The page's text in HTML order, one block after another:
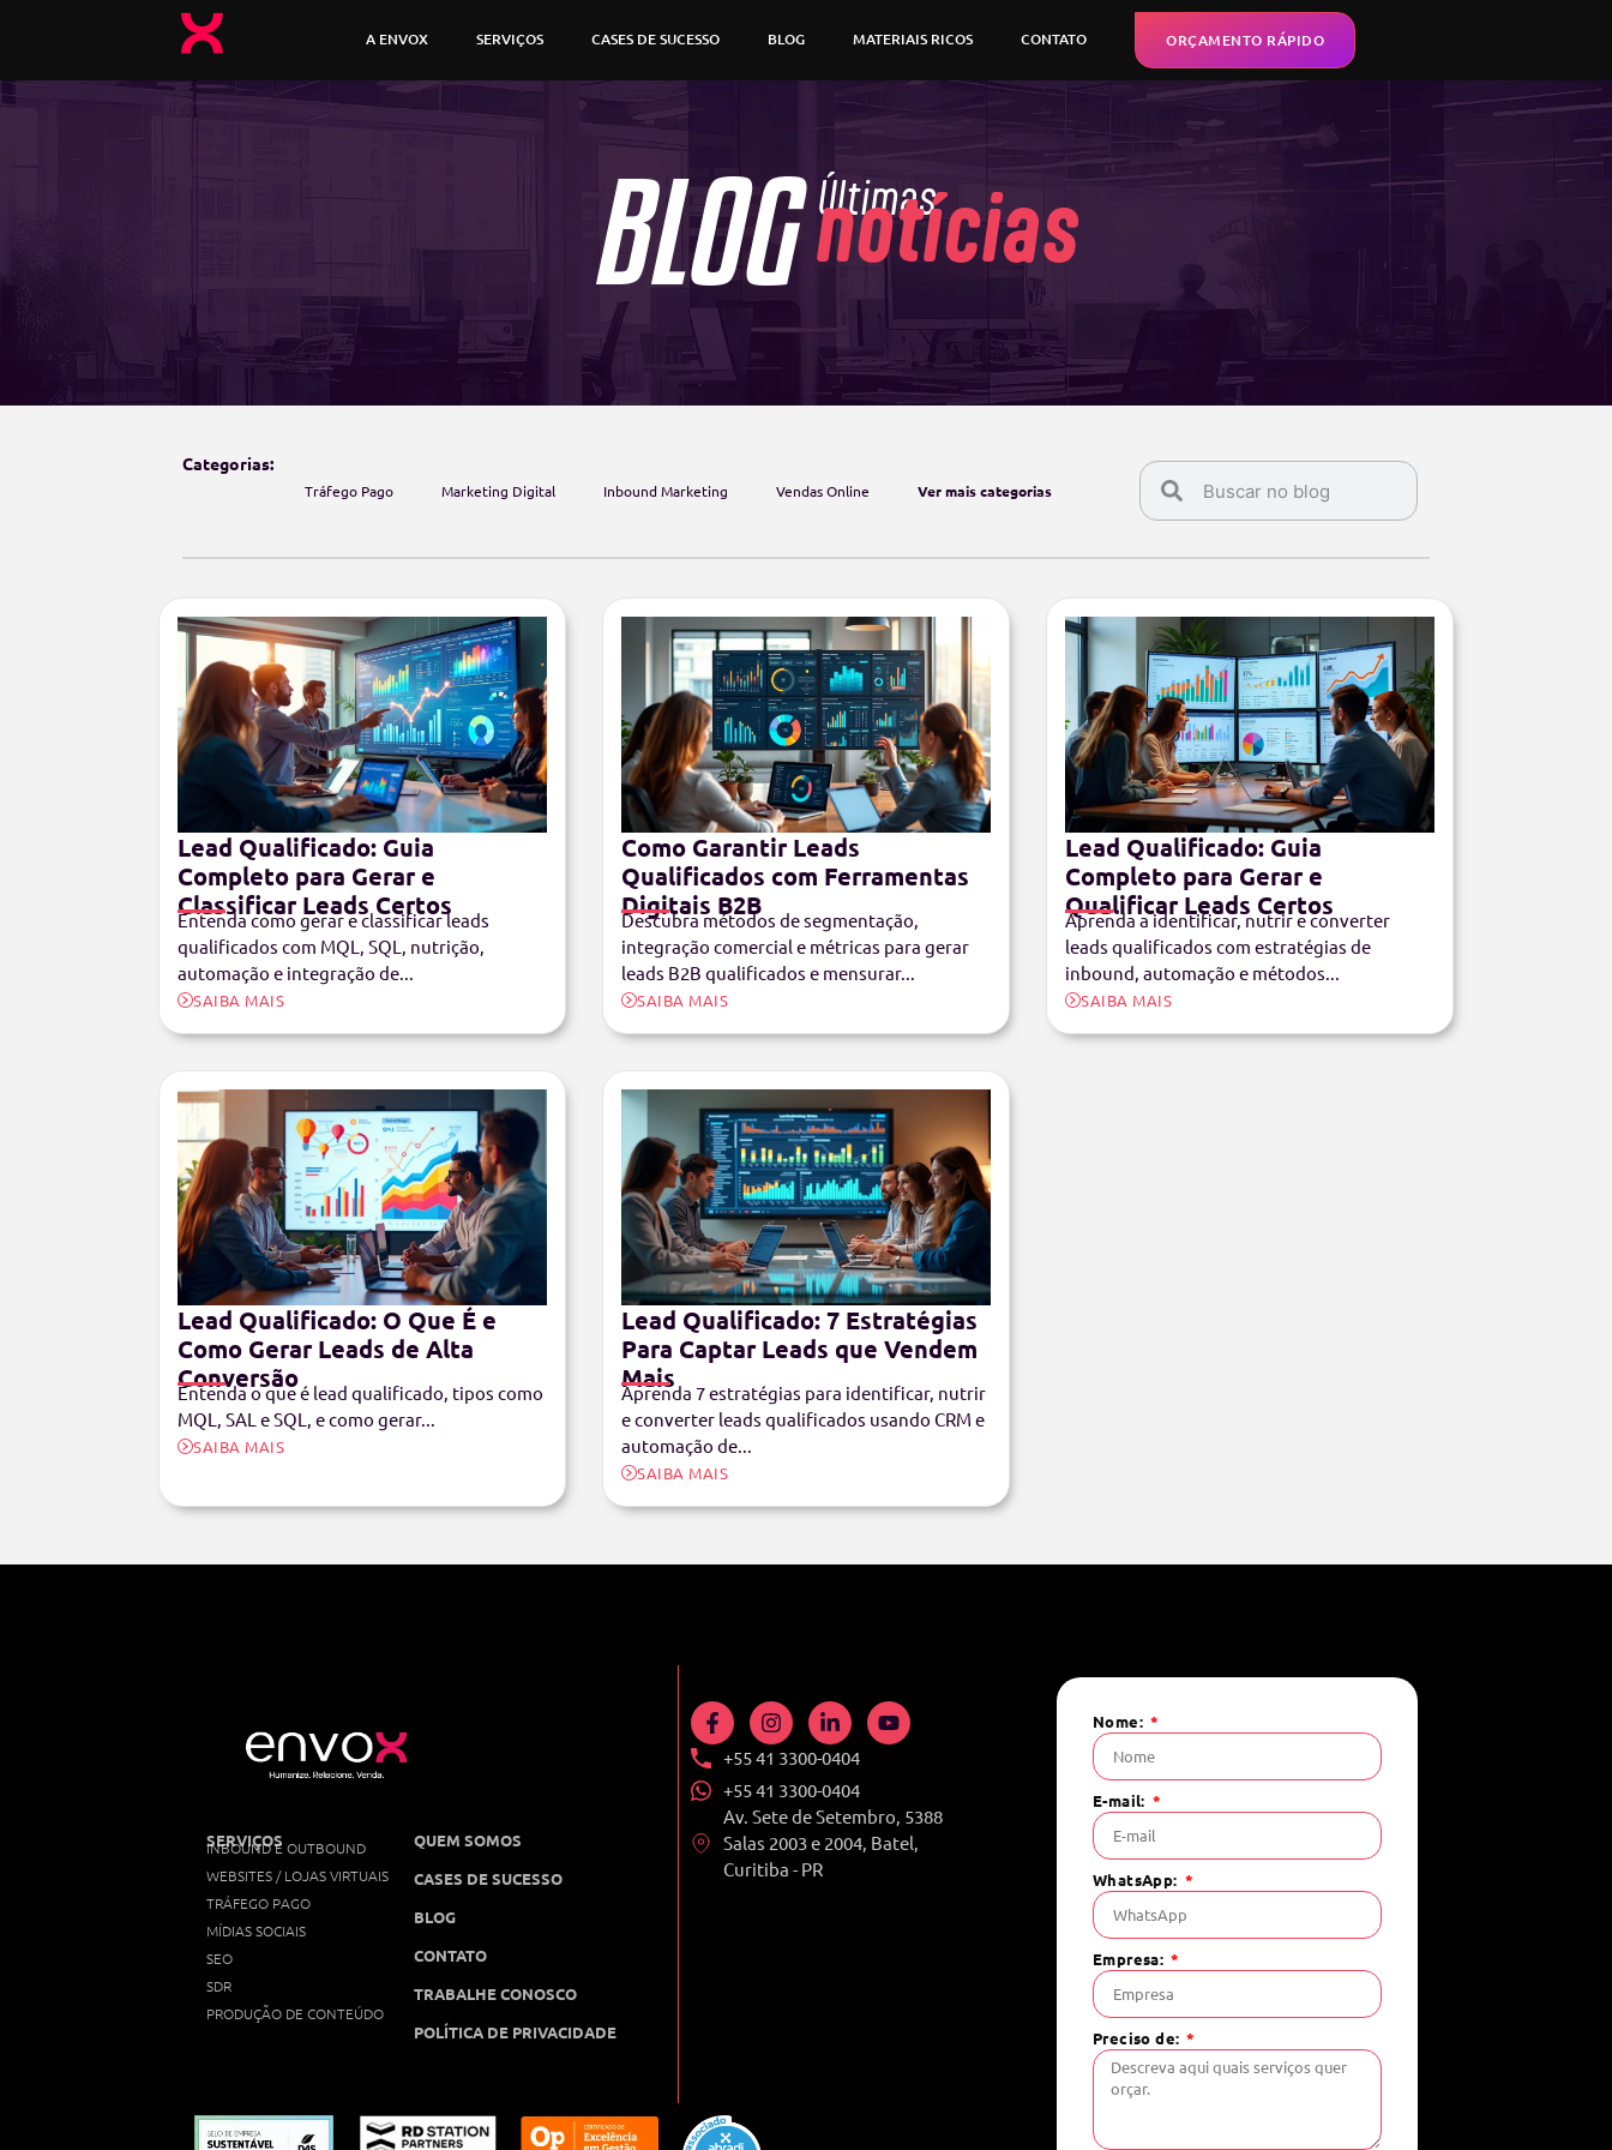
A ENVOX SERVIÇOS CASES DE SUCESSO BLOG MATERIAIS RICOS CONTATO ORÇAMENTO RÁPIDO
BLOG Últimas
notícias
Categorias:
Tráfego Pago Marketing Digital Inbound Marketing Vendas Online Ver mais categorias
Lead Qualificado: Guia
Completo para Gerar e
Classificar Leads Certos
Entenda como gerar e classificar leads
qualificados com MQL, SQL, nutrição,
automação e integração de...
SAIBA MAIS
Como Garantir Leads
Qualificados com Ferramentas
Digitais B2B
Descubra métodos de segmentação,
integração comercial e métricas para gerar
leads B2B qualificados e mensurar...
SAIBA MAIS
Lead Qualificado: Guia
Completo para Gerar e
Qualificar Leads Certos
Aprenda a identificar, nutrir e converter
leads qualificados com estratégias de
inbound, automação e métodos...
SAIBA MAIS
Lead Qualificado: O Que É e
Como Gerar Leads de Alta
Conversão
Entenda o que é lead qualificado, tipos como
MQL, SAL e SQL, e como gerar...
SAIBA MAIS
Lead Qualificado: 7 Estratégias
Para Captar Leads que Vendem
Mais
Aprenda 7 estratégias para identificar, nutrir
e converter leads qualificados usando CRM e
automação de...
SAIBA MAIS
SERVIÇOS
INBOUND E OUTBOUND
WEBSITES / LOJAS VIRTUAIS
TRÁFEGO PAGO
MÍDIAS SOCIAIS
SEO
SDR
PRODUÇÃO DE CONTEÚDO
QUEM SOMOS
CASES DE SUCESSO
BLOG
CONTATO
TRABALHE CONOSCO
POLÍTICA DE PRIVACIDADE
+55 41 3300-0404
+55 41 3300-0404
Av. Sete de Setembro, 5388
Salas 2003 e 2004, Batel,
Curitiba - PR
Nome:
E-mail:
WhatsApp:
Empresa:
Preciso de: